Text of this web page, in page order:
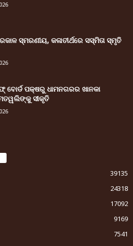
ସ୍ମରଣୀୟ, କଳାତୀର୍ଥରେ ସସ୍ମିତା ସ୍ମୃତି
ବୋର୍ଡ ପକ୍ଷରୁ ଧାମନଗରର ଖାନକା
ସୀକୃତି
39135
24318
17092
9169
7541